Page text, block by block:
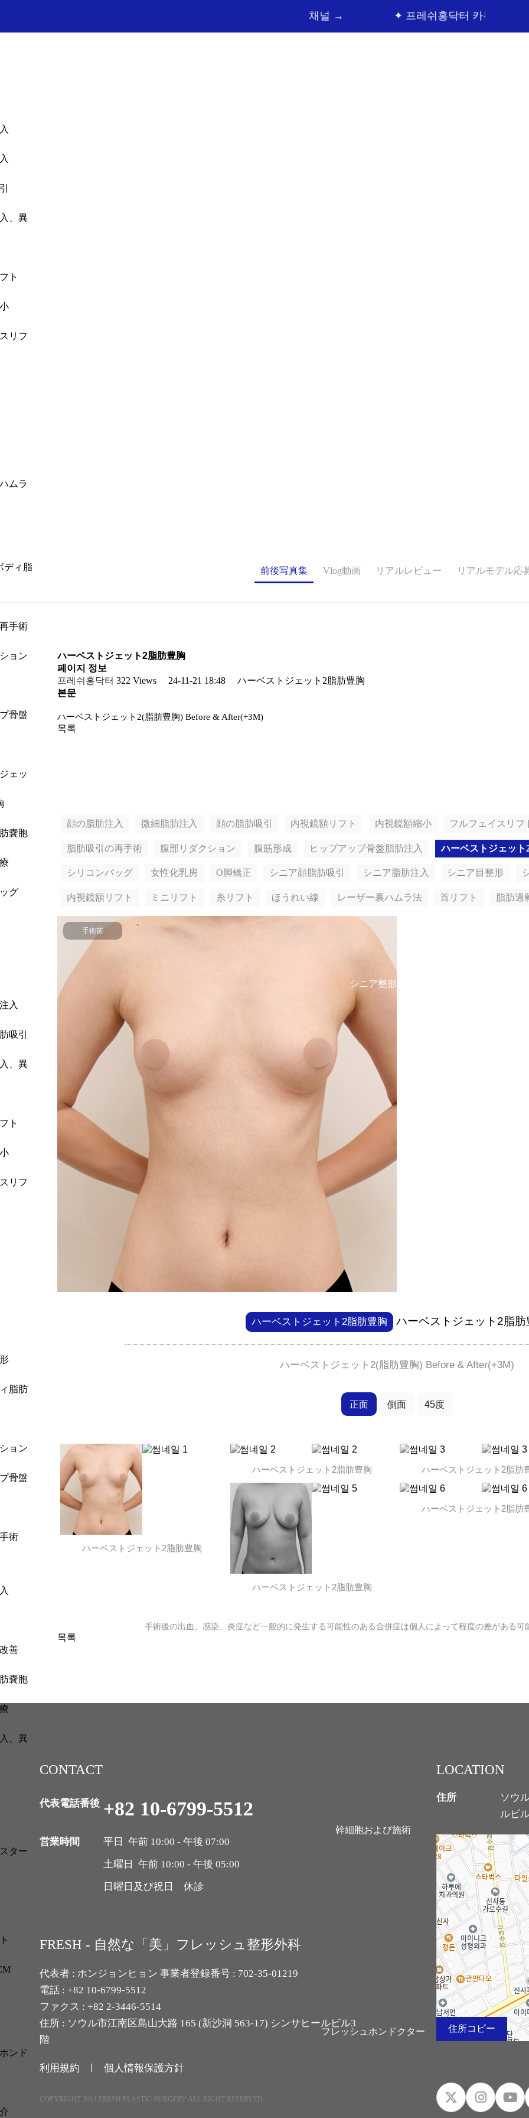
✦ 프레쉬홍닥터 카톡상담 →
、異
ト
リフ
ムラ
ディ脂
手術
ョン
骨盤
ェッ
嚢胞
グ
シニア整形
入
吸引
、異
ト
リフ
脂肪
ョン
骨盤
術
善
嚢胞
、異
幹細胞および施術
ター
フレッシュホンドクター
ンド
前後写真集 Vlog動画 リアルレビュー リアルモデル応
ハーベストジェット2脂肪豊胸
페이지 정보
프레쉬홍닥터 322 Views 24-11-21 18:48
ハーベストジェット2脂肪豊胸
본문
ハーベストジェット2(脂肪豊胸) Before & After(+3M)
목록
顔の脂肪注入 微細脂肪注入 顔の脂肪吸引 内視鏡額リフト 内視鏡額縮小 フルフェイスリフ
脂肪吸引の再手術 腹部リダクション 腹筋形成 ヒップアップ骨盤脂肪注入 ハーベストジェット
シリコンバッグ 女性化乳房 O脚矯正 シニア顔脂肪吸引 シニア脂肪注入 シニア目整形
内視鏡額リフト ミニリフト 糸リフト ほうれい線 レーザー裏ハムラ法 首リフト 脂肪過
手術前
ハーベストジェット2脂肪豊胸 ハーベストジェット2脂肪
ハーベストジェット2(脂肪豊胸) Before & After(+3M)
正面 側面 45度
ハーベストジェット2脂肪豊胸
ハーベストジェット2脂肪豊胸 ハーベストジェット2脂肪
ハーベストジェット2脂肪豊胸
ハーベストジェット2脂肪
手術後の出血、感染、炎症など一般的に発生する可能性のある合併症は個人によって程度の差がある
목록
CONTACT
代表電話番後 +82 10-6799-5512
営業時間
平日 午前 10:00 - 午後 07:00
土曜日 午前 10:00 - 午後 05:00
日曜日及び祝日 休診
FRESH - 自然な「美」フレッシュ整形外科
代表者 : ホンジョンヒョン 事業者登録番号 : 702-35-01219
電話 : +82 10-6799-5512
ファクス : +82 2-3446-5514
住所 : ソウル市江南区島山大路 165 (新沙洞 563-17) シンサヒールビル3
階
利用規約 ㅣ 個人情報保護方針
COPYRIGHT 2011 FRESH PLASTIC SURGERY ALL RIGHT RESERVED.
LOCATION
住所
ソウ
ルビ
住所コピー